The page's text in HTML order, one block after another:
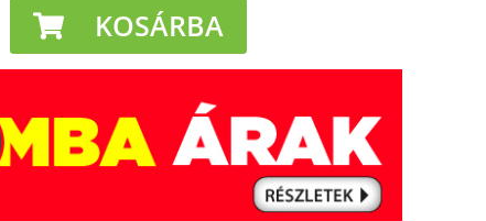
KOSÁRBA